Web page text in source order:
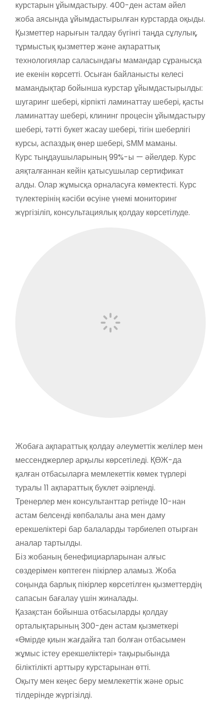
курстарын ұйымдастыру. 400-ден астам әйел
жоба аясында ұйымдастырылған курстарда оқыды.
Қызметтер нарығын талдау бүгінгі таңда сұлулық,
тұрмыстық қызметтер және ақпараттық
технологиялар саласындағы мамандар сұранысқа
ие екенін көрсетті. Осыған байланысты келесі
мамандықтар бойынша курстар ұйымдастырылды:
шугаринг шебері, кірпікті ламинаттау шебері, қасты
ламинаттау шебері, клининг процесін ұйымдастыру
шебері, тәтті букет жасау шебері, тігін шеберлігі
курсы, аспаздық өнер шебері, SММ маманы.
Курс тыңдаушыларының 99%-ы — әйелдер. Курс
аяқталғаннан кейін қатысушылар сертификат
алды. Олар жұмысқа орналасуға көмектесті. Курс
түлектерінің кәсіби өсуіне үнемі мониторинг
жүргізіліп, консультациялық қолдау көрсетілуде.
Жобаға ақпараттық қолдау әлеуметтік желілер мен
мессенджерлер арқылы көрсетіледі. ҚӨЖ-да
қалған отбасыларға мемлекеттік көмек түрлері
туралы 11 ақпараттық буклет әзірленді.
Тренерлер мен консультанттар ретінде 10-нан
астам белсенді көпбалалы ана мен даму
ерекшеліктері бар балаларды тәрбиелеп отырған
аналар тартылды.
Біз жобаның бенефициарларынан алғыс
сөздерімен көптеген пікірлер аламыз. Жоба
соңында барлық пікірлер көрсетілген қызметтердің
сапасын бағалау үшін жиналады.
Қазақстан бойынша отбасыларды қолдау
орталықтарының 300-ден астам қызметкері
«Өмірде қиын жағдайға тап болған отбасымен
жұмыс істеу ерекшеліктері» тақырыбында
біліктілікті арттыру курстарынан өтті.
Оқыту мен кеңес беру мемлекеттік және орыс
тілдерінде жүргізілді.